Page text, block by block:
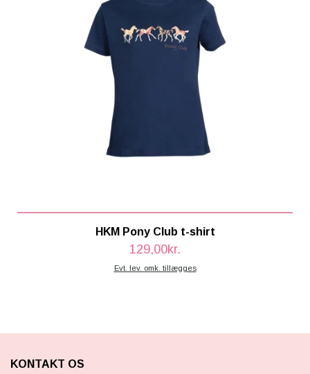
HKM Pony Club t-shirt
129,00kr.
Evt. lev. omk. tillægges
KONTAKT OS